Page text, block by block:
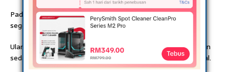
Pada keesokan harinya, anda perlu makan telur dan minum
segelas air suam.
Ulangi prosedur ini setiap hari, dan tidak lama lagi anda akan
sedar tahap gula dalam darah anda mencapai tahap normal.